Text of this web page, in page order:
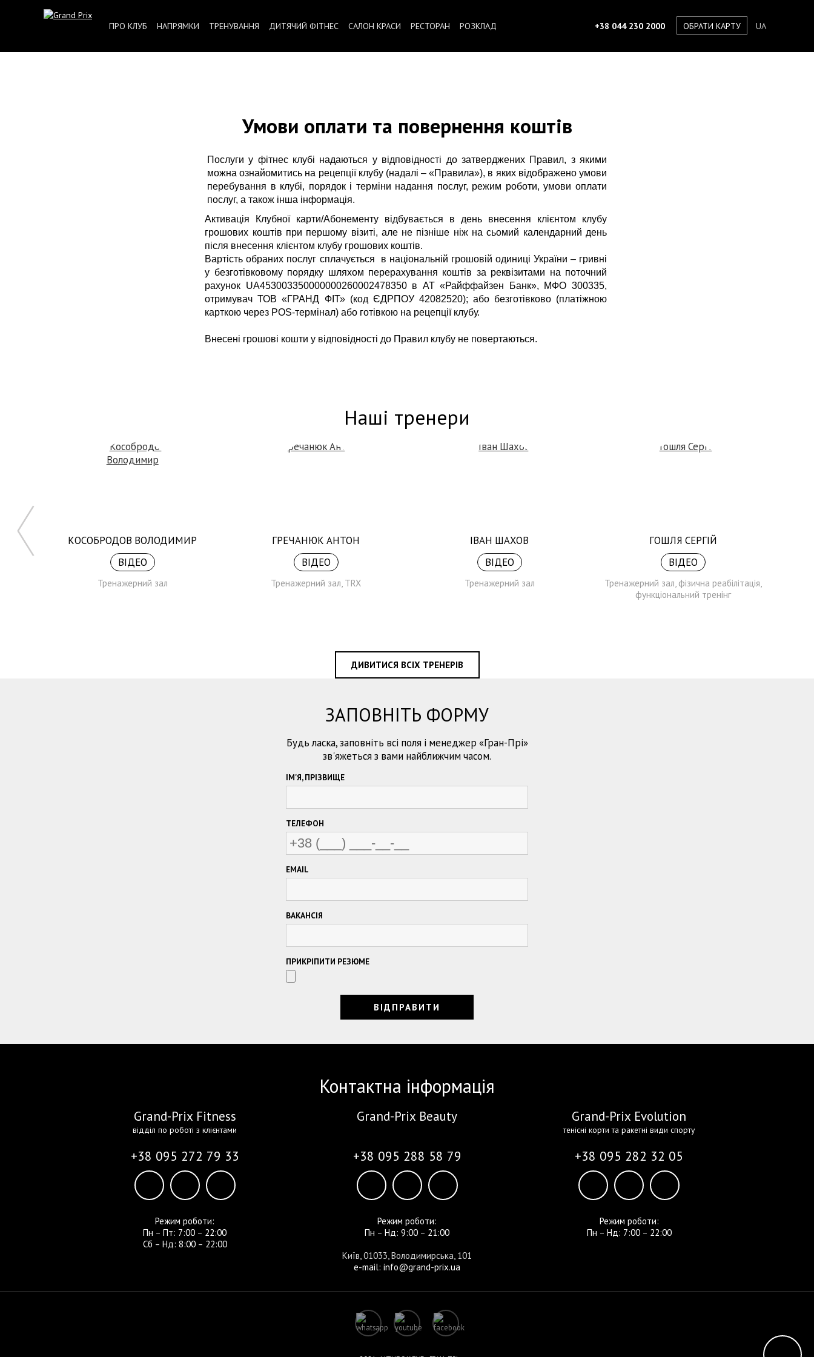
UA
ОБРАТИ КАРТУ
+38 044 230 2000
ПРО КЛУБ НАПРЯМКИ ТРЕНУВАННЯ ДИТЯЧИЙ ФІТНЕС САЛОН КРАСИ РЕСТОРАН РОЗКЛАД
Умови оплати та повернення коштів
Послуги у фітнес клубі надаються у відповідності до затверджених Правил, з якими
можна ознайомитись на рецепції клубу (надалі – «Правила»), в яких відображено умови
перебування в клубі, порядок і терміни надання послуг, режим роботи, умови оплати
послуг, а також інша інформація.
Активація Клубної карти/Абонементу відбувається в день внесення клієнтом клубу
грошових коштів при першому візиті, але не пізніше ніж на сьомий календарний день
після внесення клієнтом клубу грошових коштів.
Вартість обраних послуг сплачується в національній грошовій одиниці України – гривні
у безготівковому порядку шляхом перерахування коштів за реквізитами на поточний
рахунок UA453003350000000260002478350 в АТ «Райффайзен Банк», МФО 300335,
отримувач ТОВ «ГРАНД ФІТ» (код ЄДРПОУ 42082520); або безготівково (платіжною
карткою через POS-термінал) або готівкою на рецепції клубу.
Внесені грошові кошти у відповідності до Правил клубу не повертаються.
Наші тренери
КОСОБРОДОВ ВОЛОДИМИР
ВІДЕО
Тренажерний зал
ГРЕЧАНЮК АНТОН
ВІДЕО
Тренажерний зал, TRX
ІВАН ШАХОВ
ВІДЕО
Тренажерний зал
ГОШЛЯ СЕРГІЙ
ВІДЕО
Тренажерний зал, фізична реабілітація,
функціональний тренінг
ДИВИТИСЯ ВСІХ ТРЕНЕРІВ
ЗАПОВНІТЬ ФОРМУ
Будь ласка, заповніть всі поля і менеджер «Гран-Прі»
зв'яжеться з вами найближчим часом.
ІМ'Я, ПРІЗВИЩЕ
ТЕЛЕФОН
EMAIL
ВАКАНСІЯ
ПРИКРІПИТИ РЕЗЮМЕ
Контактна інформація
Grand-Prix Fitness
відділ по роботі з клієнтами
+38 095 272 79 33
Режим роботи:
Пн – Пт: 7:00 – 22:00
Сб – Нд: 8:00 – 22:00
Grand-Prix Beauty
+38 095 288 58 79
Режим роботи:
Пн – Нд: 9:00 – 21:00
Grand-Prix Evolution
тенісні корти та ракетні види спорту
+38 095 282 32 05
Режим роботи:
Пн – Нд: 7:00 – 22:00
Київ, 01033, Володимирська, 101
e-mail: info@grand-prix.ua